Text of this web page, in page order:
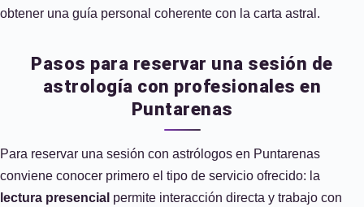
obtener una guía personal coherente con la carta astral.
Pasos para reservar una sesión de
astrología con profesionales en
Puntarenas
Para reservar una sesión con astrólogos en Puntarenas
conviene conocer primero el tipo de servicio ofrecido: la
lectura presencial permite interacción directa y trabajo con